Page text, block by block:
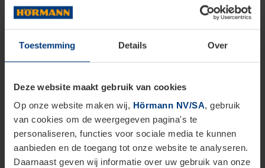
Toestemming Details Over
Deze website maakt gebruik van cookies
Op onze website maken wij, Hörmann NV/SA, gebruik
van cookies om de weergegeven pagina's te
personaliseren, functies voor sociale media te kunnen
aanbieden en de toegang tot onze website te analyseren.
Daarnaast geven wij informatie over uw gebruik van onze